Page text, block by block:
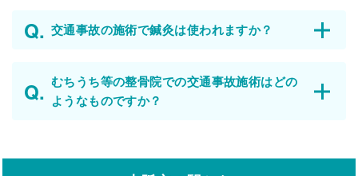
交通事故の施術で鍼灸は使われますか？
むちうち等の整骨院での交通事故施術はどの
ようなものですか？